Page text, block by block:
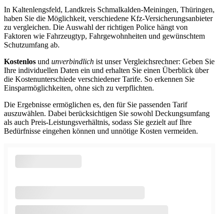
In Kaltenlengsfeld, Landkreis Schmalkalden-Meiningen, Thüringen,
haben Sie die Möglichkeit, verschiedene Kfz‑Versicherungsanbieter
zu vergleichen. Die Auswahl der richtigen Police hängt von
Faktoren wie Fahrzeugtyp, Fahrgewohnheiten und gewünschtem
Schutzumfang ab.
Kostenlos und unverbindlich ist unser Vergleichsrechner: Geben Sie
Ihre individuellen Daten ein und erhalten Sie einen Überblick über
die Kostenunterschiede verschiedener Tarife. So erkennen Sie
Einsparmöglichkeiten, ohne sich zu verpflichten.
Die Ergebnisse ermöglichen es, den für Sie passenden Tarif
auszuwählen. Dabei berücksichtigen Sie sowohl Deckungsumfang
als auch Preis‑Leistungsverhältnis, sodass Sie gezielt auf Ihre
Bedürfnisse eingehen können und unnötige Kosten vermeiden.